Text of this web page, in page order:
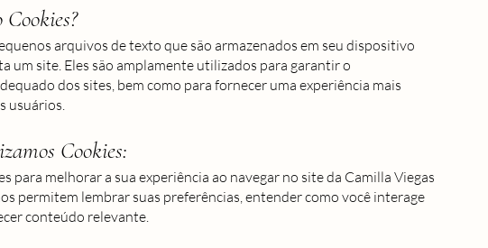
arquivos de texto que são armazenados em seu dispositivo
um site. Eles são amplamente utilizados para garantir o
dos sites, bem como para fornecer uma experiência mais
usuários.
Cookies:
para melhorar a sua experiência ao navegar no site da Camilla Viegas
permitem lembrar suas preferências, entender como você interage
conteúdo relevante.